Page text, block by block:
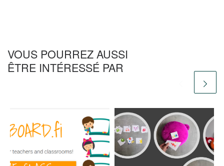
VOUS POURREZ AUSSI
ÊTRE INTÉRESSÉ PAR